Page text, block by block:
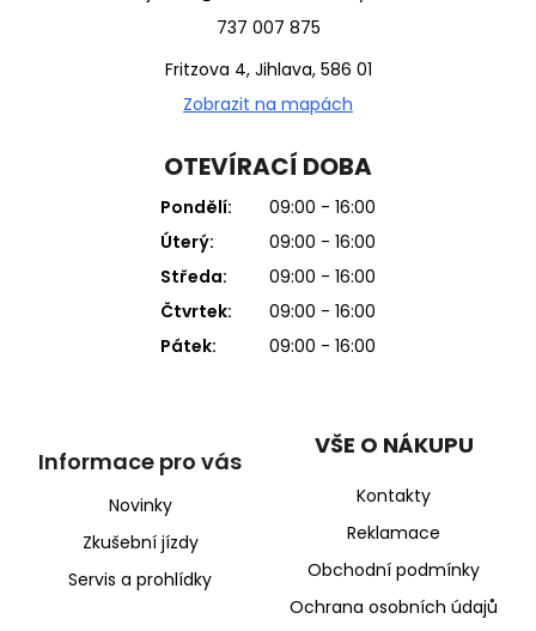
737 007 875
Fritzova 4, Jihlava, 586 01
Zobrazit na mapách
OTEVÍRACÍ DOBA
Pondělí:
09:00 - 16:00
Úterý:
09:00 - 16:00
Středa:
09:00 - 16:00
Čtvrtek:
09:00 - 16:00
Pátek:
09:00 - 16:00
Informace pro vás
Novinky
Zkušební jízdy
Servis a prohlídky
VŠE O NÁKUPU
Kontakty
Reklamace
Obchodní podmínky
Ochrana osobních údajů